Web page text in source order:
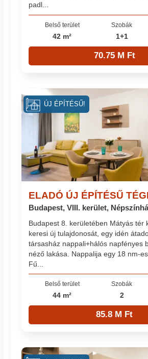
padl...
Belső terület
42 m²
Szobák
1+1
70.75 M Ft
ELADÓ ÚJ ÉPÍTÉSŰ
Budapest, VIII. kerület,
Budapest 8. kerületében Mátyás tér
keresi új tulajdonosát, egy idén
társasház nappali+hálós napfényes
néző lakása. Nappalija egy 18 nm-
Fű...
Belső terület
44 m²
Szobák
2
85.8 M Ft
ÚJ ÉPÍTÉSŰ!